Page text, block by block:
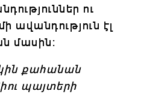
ու
ավանդություն էլ
մասին:
քահանան
պայտերի